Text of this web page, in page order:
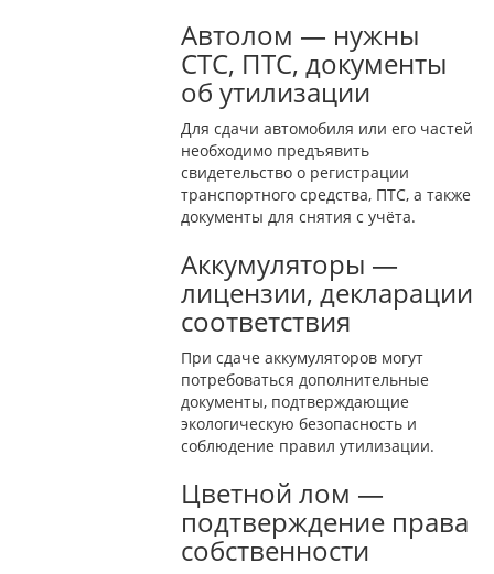
Автолом — нужны
СТС, ПТС, документы
об утилизации
Для сдачи автомобиля или его частей
необходимо предъявить
свидетельство о регистрации
транспортного средства, ПТС, а также
документы для снятия с учёта.
Аккумуляторы —
лицензии, декларации
соответствия
При сдаче аккумуляторов могут
потребоваться дополнительные
документы, подтверждающие
экологическую безопасность и
соблюдение правил утилизации.
Цветной лом —
подтверждение права
собственности